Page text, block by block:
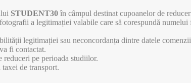
STUDENT30 în câmpul destinat cupoanelor de
a legitimației valabile care să corespundă
legitimației sau neconcordanța dintre datele
fi contactat.
pe perioada studiilor.
de transport.